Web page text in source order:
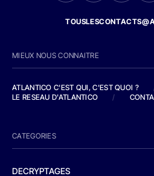
MIEUX NOUS CONNAITRE
ATLANTICO C'EST QUI, C'EST QUOI ?
LE RESEAU D'ATLANTICO
/
CATEGORIES
DECRYPTAGES